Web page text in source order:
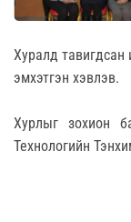
Хуралд тавигдсан
эмхэтгэн хэвлэв.
Хурлыг зохион
Технологийн